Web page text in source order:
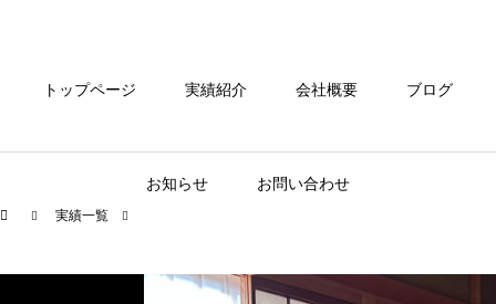
トップページ 実績紹介 会社概要 ブログ
お知らせ お問い合わせ
実績一覧